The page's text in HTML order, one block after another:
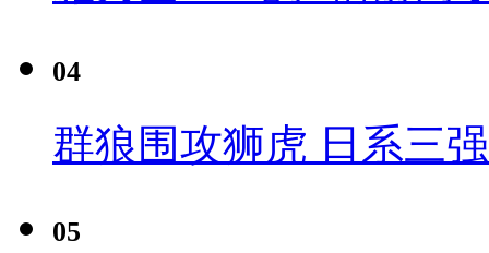
04
群狼围攻狮虎 日系三
05